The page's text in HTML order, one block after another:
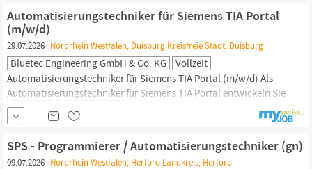
Anforderungen der modernen Arbeitswelt vorbereiten....
Automatisierungstechniker für Siemens TIA Portal
(m/w/d)
29.07.2026 Nordrhein Westfalen, Duisburg Kreisfreie Stadt, Duisburg
Bluetec Engineering GmbH & Co. KG
Vollzeit
Automatisierungstechnikerfür Siemens TIA Portal (m/w/d) Als
Automatisierungstechnikerfür Siemens TIA Portal entwickeln Sie
moderne Visualisierungslösungen für anspruchsvolle
Industrieanlagen und begleiten Projekte von der Entwicklung bis
zur weltweiten Inbetriebnahme. Freuen Sie sich auf
abwechslungsreiche Automatisierungsprojekte,...
SPS - Programmierer / Automatisierungstechniker (gn)
09.07.2026 Nordrhein Westfalen, Herford Landkreis, Herford